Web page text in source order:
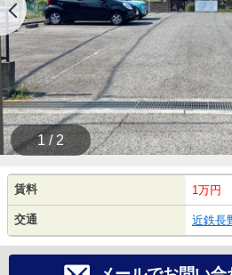
1 / 2
賃料 1万円
交通 近鉄長